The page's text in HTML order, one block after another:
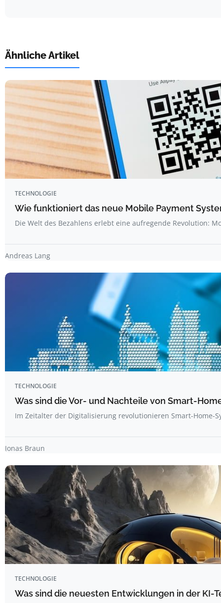
Ähnliche Artikel
TECHNOLOGIE
Wie funktioniert das neue Mobile Payment
Die Welt des Bezahlens erlebt eine aufregende Revolution:
Andreas Lang
TECHNOLOGIE
Was sind die Vor- und Nachteile von Smart-
Im Zeitalter der Digitalisierung revolutionieren Smart-Home-
Jonas Braun
TECHNOLOGIE
Was sind die neuesten Entwicklungen in der KI-